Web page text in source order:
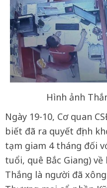
Hình ảnh
Ngày 19-10, Cơ quan
biết đã ra quyết định
tạm giam 4 tháng đối
tuổi, quê Bắc Giang) về
Thắng là người đã